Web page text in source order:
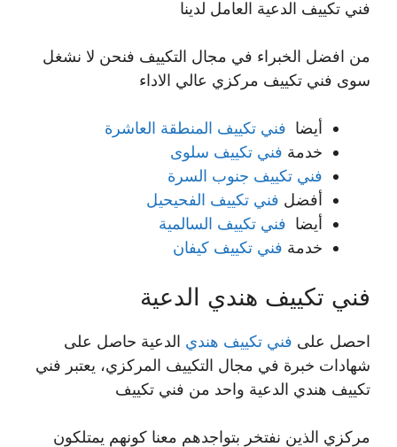
فني تكييف الدعية العامل لدينا
من افضل الخبراء في مجال التكييف فنحن لا نشغل
سوى فني تكييف مركزي عالي الاداء
أيضا فني تكييف المنطقة العاشرة
خدمة فني تكييف سلوى
فني تكييف جنوب السرة
أفضل فني تكييف الفحيحيل
أيضا فني تكييف السالمية
خدمة فني تكييف كيفان
فني تكييف هندي الدعية
احصل على فني تكييف هندي الدعية حاصل على
شهادات خبرة في مجال التكييف المركزي، يعتبر فني
تكييف هندي الدعية واحد من فني تكييف
مركزي الذين نفتخر بتواجدهم معنا كونهم يمتلكون